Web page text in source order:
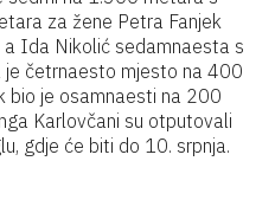
za žene Petra Fanjek
Ida Nikolić sedamnaesta s
četrnaesto mjesto na 400
bio je osamnaesti na 200
Karlovčani su otputovali
gdje će biti do 10. srpnja.